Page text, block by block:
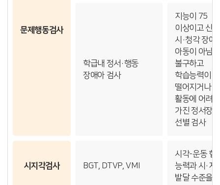
문제행동검사
학급내 정서·행동
장애아 검사
지능이 75
이상이고 신
시·청각 장애
아동이 아님
불구하고
학습능력이
떨어지거나
활동에 어려
가진 정서장애
선별 검사
시지각검사 BGT, DTVP, VMI
시각-운동 협
능력과 시·지
발달 수준을